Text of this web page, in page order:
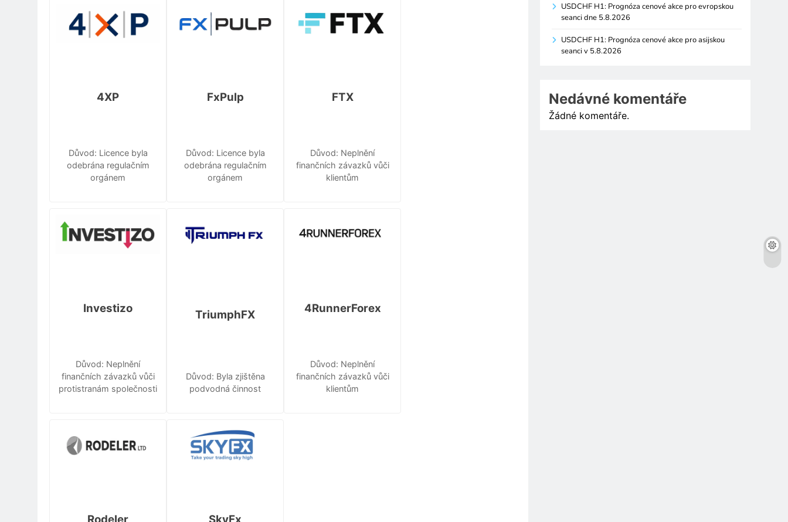
4XP
Důvod: Licence byla
odebrána regulačním
orgánem
FxPulp
Důvod: Licence byla
odebrána regulačním
orgánem
FTX
Důvod: Neplnění
finančních závazků vůči
klientům
Investizo
Důvod: Neplnění
finančních závazků vůči
protistranám společnosti
TriumphFX
Důvod: Byla zjištěna
podvodná činnost
4RunnerForex
Důvod: Neplnění
finančních závazků vůči
klientům
USDCHF H1: Prognóza cenové akce pro evropskou
seanci dne 5.8.2026
USDCHF H1: Prognóza cenové akce pro asijskou
seanci v 5.8.2026
Nedávné komentáře
Žádné komentáře.